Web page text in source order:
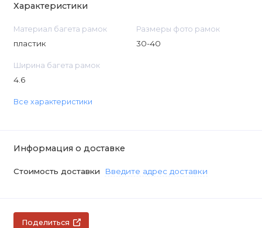
Характеристики
Материал багета рамок
пластик
Размеры фото рамок
30-40
Ширина багета рамок
4.6
Все характеристики
Информация о доставке
Стоимость доставки Введите адрес доставки
Поделиться